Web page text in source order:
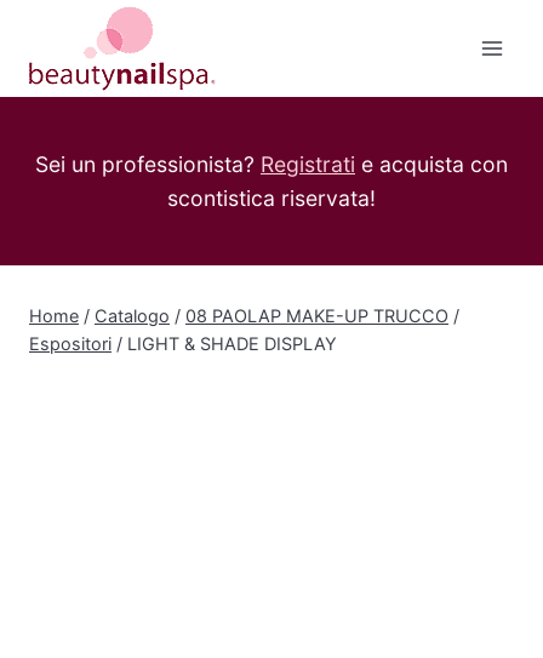
contenuto
Sei un professionista? Registrati e acquista con
scontistica riservata!
Home / Catalogo / 08 PAOLAP MAKE-UP TRUCCO /
Espositori / LIGHT & SHADE DISPLAY